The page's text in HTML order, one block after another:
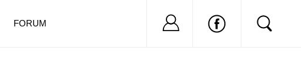
FORUM Nu ai cont?